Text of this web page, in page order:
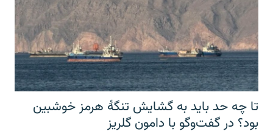
تا چه حد باید به گشایش تنگهٔ هرمز خوشبین
بود؟ در گفت‌وگو با دامون گلریز